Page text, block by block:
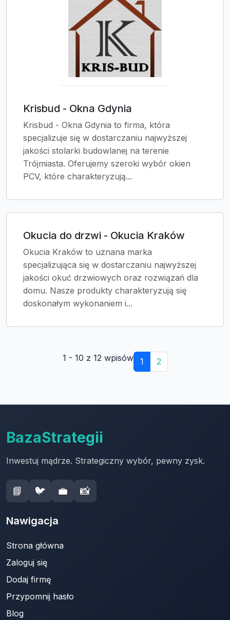
Krisbud - Okna Gdynia
Krisbud - Okna Gdynia to firma, która
specjalizuje się w dostarczaniu najwyższej
jakości stolarki budowlanej na terenie
Trójmiasta. Oferujemy szeroki wybór okien
PCV, które charakteryzują...
Okucia do drzwi - Okucia Kraków
Okucia Kraków to uznana marka
specjalizująca się w dostarczaniu najwyższej
jakości okuć drzwiowych oraz rozwiązań dla
domu. Nasze produkty charakteryzują się
doskonałym wykonaniem i...
1 - 10 z 12 wpisów 1 2
BazaStrategii
Inwestuj mądrze. Strategiczny wybór, pewny zysk.
📘 🐦 💼 📸
Nawigacja
Strona główna
Zaloguj się
Dodaj firmę
Przypomnij hasło
Blog